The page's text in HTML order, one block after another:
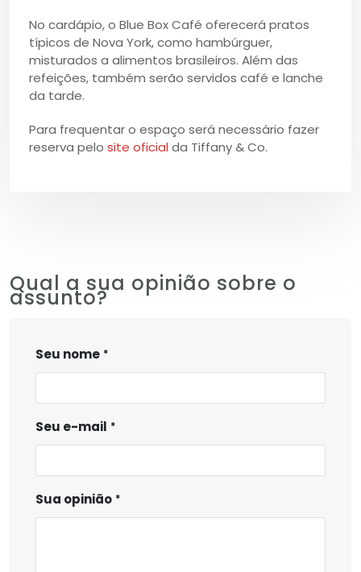
No cardápio, o Blue Box Café oferecerá pratos
típicos de Nova York, como hambúrguer,
misturados a alimentos brasileiros. Além das
refeições, também serão servidos café e lanche
da tarde.
Para frequentar o espaço será necessário fazer
reserva pelo site oficial da Tiffany & Co.
Qual a sua opinião sobre o
assunto?
Seu nome
Seu e-mail
Sua opinião